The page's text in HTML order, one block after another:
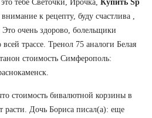
тебе Светочки, Ирочка, Купить Sp
внимание к рецепту, буду счастлива ,
очень здорово, болельщики
трассе. Тренол 75 аналоги Белая
стоимость Симферополь:
стоимость бивалютной корзины в
Дочь Бориса писал(а): еще